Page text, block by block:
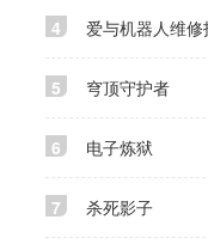
4 爱与机器人维修
5 穹顶守护者
6 电子炼狱
7 杀死影子